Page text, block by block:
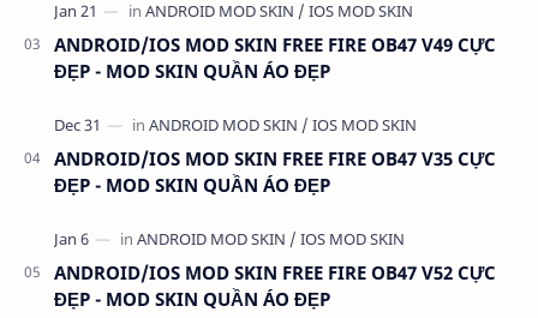
ANDROID/IOS MOD SKIN FREE FIRE OB47 V49 CỰC
ĐẸP - MOD SKIN QUẦN ÁO ĐẸP
ANDROID/IOS MOD SKIN FREE FIRE OB47 V35 CỰC
ĐẸP - MOD SKIN QUẦN ÁO ĐẸP
ANDROID/IOS MOD SKIN FREE FIRE OB47 V52 CỰC
ĐẸP - MOD SKIN QUẦN ÁO ĐẸP